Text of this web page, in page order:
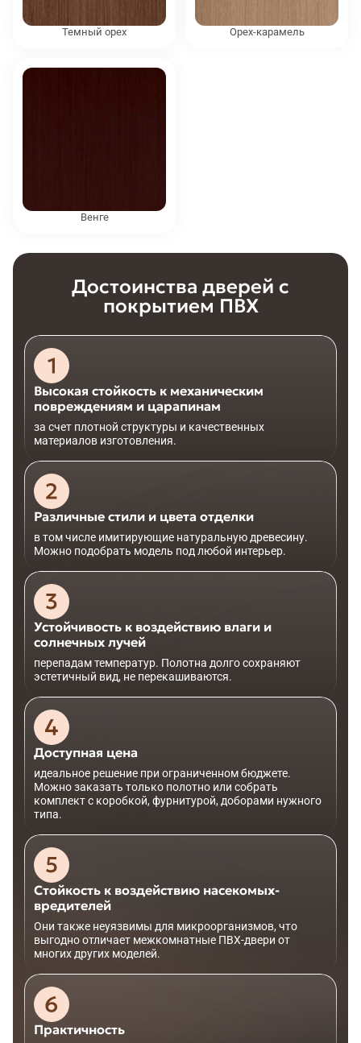
Темный орех Орех-карамель
Венге
Достоинства дверей с
покрытием ПВХ
Высокая стойкость к механическим
повреждениям и царапинам
за счет плотной структуры и качественных
материалов изготовления.
Различные стили и цвета отделки
в том числе имитирующие натуральную древесину.
Можно подобрать модель под любой интерьер.
Устойчивость к воздействию влаги и
солнечных лучей
перепадам температур. Полотна долго сохраняют
эстетичный вид, не перекашиваются.
Доступная цена
идеальное решение при ограниченном бюджете.
Можно заказать только полотно или собрать
комплект с коробкой, фурнитурой, доборами нужного
типа.
Стойкость к воздействию насекомых-
вредителей
Они также неуязвимы для микроорганизмов, что
выгодно отличает межкомнатные ПВХ-двери от
многих других моделей.
Практичность